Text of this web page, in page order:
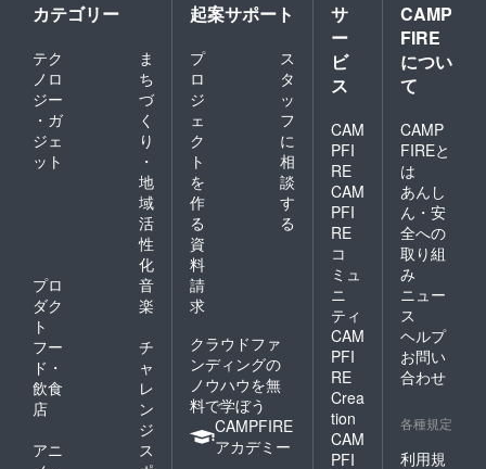
カテゴリー
テク
ノロ
ジー
・ガ
ジェ
ット
ま
ち
づ
く
り
・
地
域
活
性
化
プロ
ダク
ト
音
楽
フー
ド・
飲食
店
チ
ャ
レ
ン
ジ
アニ
ス
起案サポート
プ
ロ
ジ
ェ
ク
ト
を
作
る
ス
タ
ッ
フ
に
相
談
す
る
資
料
請
求
クラウドファ
ンディングの
ノウハウを無
料で学ぼう
CAMPFIRE
アカデミー
サ
ー
ビ
ス
CAM
PFI
RE
CAM
PFI
RE
コ
ミュ
ニ
ティ
CAM
PFI
RE
Crea
tion
CAM
PFI
CAMP
FIRE
につい
て
CAMP
FIREと
は
あんし
ん・安
全への
取り組
み
ニュー
ス
ヘルプ
お問い
合わせ
各種規定
利用規